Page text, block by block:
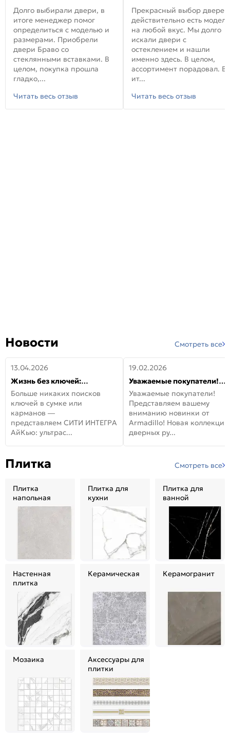
Долго выбирали двери, в
итоге менеджер помог
определиться с моделью и
размерами. Приобрели
двери Браво со
стеклянными вставками. В
целом, покупка прошла
гладко,...
Читать весь отзыв
Прекрасный выбор
действительно есть модели
на любой вкус. Мы долго
искали двери с
остеклением и нашли
именно здесь. В целом,
ассортимент порадовал. В
ит...
Читать весь отзыв
Новости Смотреть все
13.04.2026
Жизнь без ключей:
встречайте новую дверь
СИТИ ИНТЕГРА АйКью!
Больше никаких поисков
ключей в сумке или
карманов —
представляем СИТИ ИНТЕГРА
АйКью: ультрас...
19.02.2026
Уважаемые покупатели!
Представляем вашему
вниманию новинки от
Armadillo!
Уважаемые покупатели!
Представляем вашему
вниманию новинки от
Armadillo! Новая коллекция
дверных ру...
Плитка Смотреть все
Плитка
напольная
Плитка для
кухни
Плитка для
ванной
Настенная
плитка
Керамическая Керамогранит
Мозаика
Аксессуары для
плитки